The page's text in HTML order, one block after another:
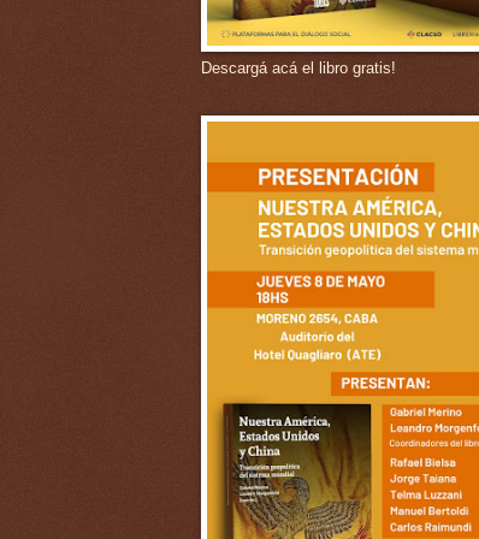
Descargá acá el libro gratis!